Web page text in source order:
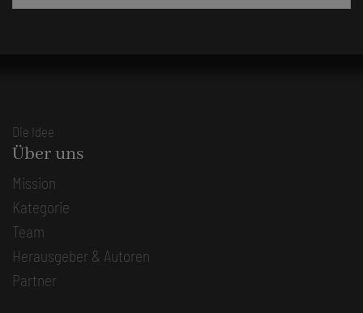
Die Idee
Über uns
Mission
Kategorie
Team
Herausgeber & Autoren
Partner